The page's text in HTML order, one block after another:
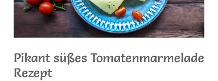
Pikant süßes Tomatenmarmelade
Rezept